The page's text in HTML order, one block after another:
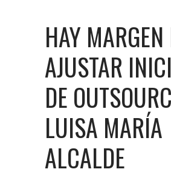
HAY
AJUSTAR
DE
LUISA MARÍA
ALCALDE